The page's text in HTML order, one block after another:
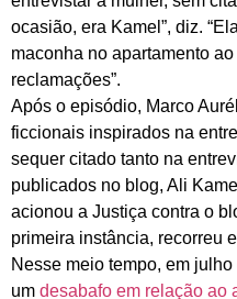
ocasião, era Kamel”, diz.
maconha no apartamento
reclamações”.
Após o episódio, Marco
ficcionais inspirados na
sequer citado tanto na
publicados no blog, Ali
acionou a Justiça contra o
primeira instância, recorreu
Nesse meio tempo, em
um desabafo em relação ao